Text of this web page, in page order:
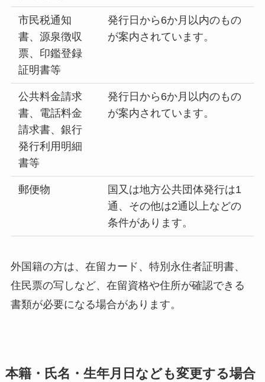
市民税通知
書、源泉徴収
票、印鑑登録
証明書等
発行日から6か月以内のもの
が案内されています。
公共料金請求
書、電話料金
請求書、銀行
発行利用明細
書等
発行日から6か月以内のもの
が案内されています。
郵便物
国又は地方公共団体発行は1
通、その他は2通以上などの
条件があります。
外国籍の方は、在留カード、特別永住者証明書、
住民票の写しなど、在留資格や住所が確認できる
書類が必要になる場合があります。
本籍・氏名・生年月日なども変更する場合